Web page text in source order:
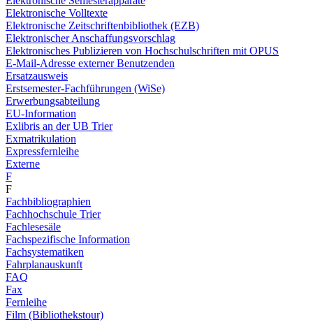
Elektronische Volltexte
Elektronische Zeitschriftenbibliothek (EZB)
Elektronischer Anschaffungsvorschlag
Elektronisches Publizieren von Hochschulschriften mit OPUS
E-Mail-Adresse externer Benutzenden
Ersatzausweis
Erstsemester-Fachführungen (WiSe)
Erwerbungsabteilung
EU-Information
Exlibris an der UB Trier
Exmatrikulation
Expressfernleihe
Externe
F
F
Fachbibliographien
Fachhochschule Trier
Fachlesesäle
Fachspezifische Information
Fachsystematiken
Fahrplanauskunft
FAQ
Fax
Fernleihe
Film (Bibliothekstour)